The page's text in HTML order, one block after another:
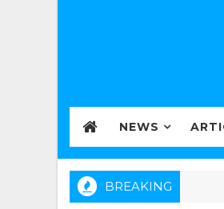
NEWS
BREAKING